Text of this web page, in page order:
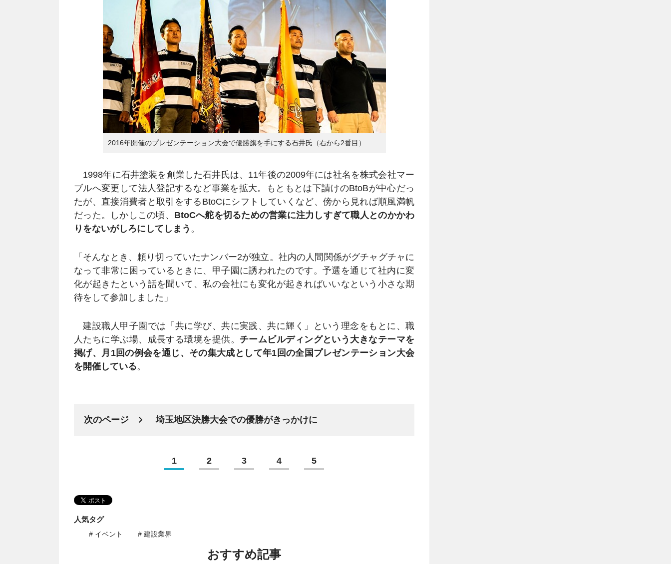
2016年開催のプレゼンテーション大会で優勝旗を手にする石井氏（右から2番目）
1998年に石井塗装を創業した石井氏は、11年後の2009年には社名を株式会社マー
ブルへ変更して法人登記するなど事業を拡大。もともとは下請けのBtoBが中心だっ
たが、直接消費者と取引をするBtoCにシフトしていくなど、傍から見れば順風満帆
だった。しかしこの頃、 BtoCへ舵を切るための営業に注力しすぎて職人とのかかわ
りをないがしろにしてしまう 。
「そんなとき、頼り切っていたナンバー2が独立。社内の人間関係がグチャグチャに
なって非常に困っているときに、甲子園に誘われたのです。予選を通じて社内に変
化が起きたという話を聞いて、私の会社にも変化が起きればいいなという小さな期
待をして参加しました」
建設職人甲子園では「共に学び、共に実践、共に輝く」という理念をもとに、職
人たちに学ぶ場、成長する環境を提供。 チームビルディングという大きなテーマを
掲げ、月1回の例会を通じ、その集大成として年1回の全国プレゼンテーション大会
を開催している。
次のページ 埼玉地区決勝大会での優勝がきっかけに
1 2 3 4 5
人気タグ
# イベント # 建設業界
おすすめ記事